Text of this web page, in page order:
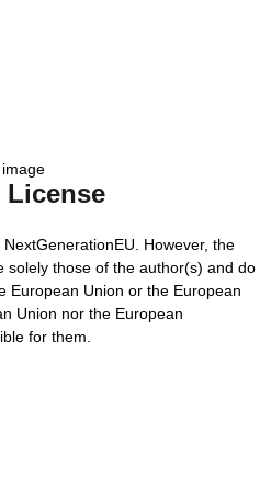
License
However, the
solely those of the author(s) and do
European Union or the European
Union nor the European
for them.